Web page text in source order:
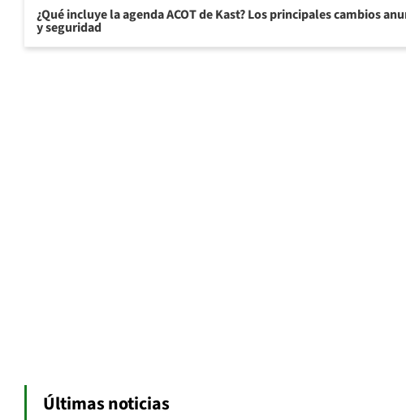
¿Qué incluye la agenda ACOT de Kast? Los principales cambios
y seguridad
Últimas noticias